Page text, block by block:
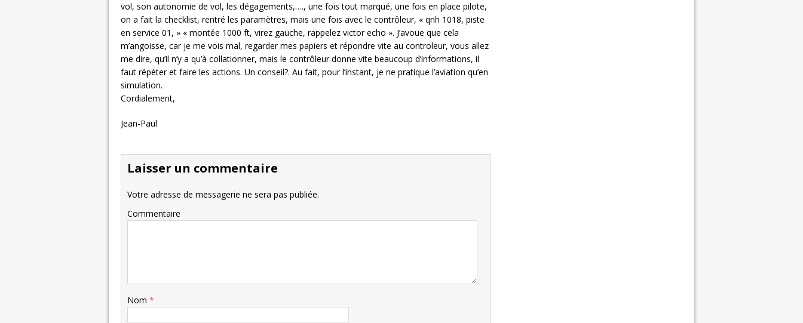
vol, son autonomie de vol, les dégagements,…., une fois tout marqué, une fois en place pilote,
on a fait la checklist, rentré les paramètres, mais une fois avec le contrôleur, « qnh 1018, piste
en service 01, » « montée 1000 ft, virez gauche, rappelez victor echo ». J’avoue que cela
m’angoisse, car je me vois mal, regarder mes papiers et répondre vite au controleur, vous allez
me dire, qu’il n’y a qu’à collationner, mais le contrôleur donne vite beaucoup d’informations, il
faut répéter et faire les actions. Un conseil?. Au fait, pour l’instant, je ne pratique l’aviation qu’en
simulation.
Cordialement,
Jean-Paul
Laisser un commentaire
Votre adresse de messagerie ne sera pas publiée.
Commentaire
Nom *